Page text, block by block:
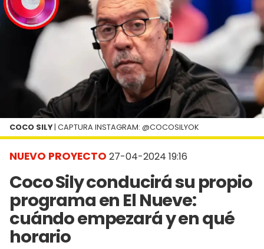
NUEVO PROYECTO 27-04-2024 19:16
Coco Sily conducirá su propio
programa en El Nueve:
cuándo empezará y en qué
horario
COCO SILY| CAPTURA INSTAGRAM: @COCOSILYOK